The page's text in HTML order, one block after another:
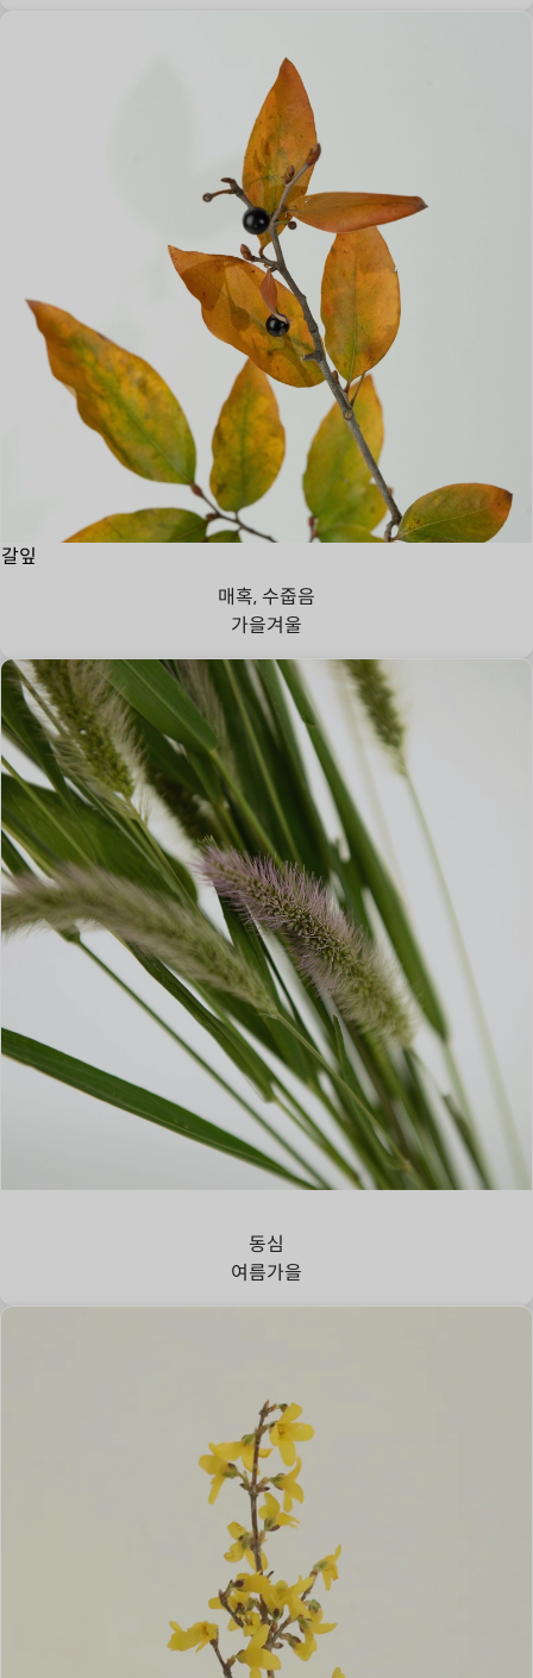
갈잎
매혹, 수줍음
가을겨울
동심
여름가을